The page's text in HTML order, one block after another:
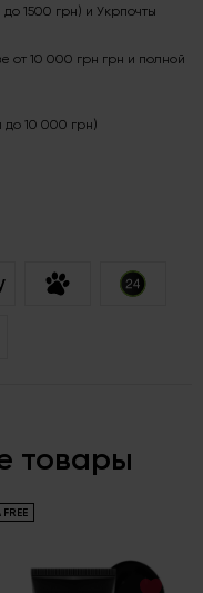
до 1500 грн) и Укрпочты
от 10 000 грн грн и полной
до 10 000 грн)
товары
FREE